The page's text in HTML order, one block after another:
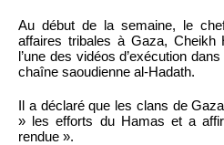
Au début de la semaine, le
affaires tribales à Gaza, Cheikh
l’une des vidéos d’exécution
chaîne saoudienne al-Hadath.
Il a déclaré que les clans de
» les efforts du Hamas et a
rendue ».